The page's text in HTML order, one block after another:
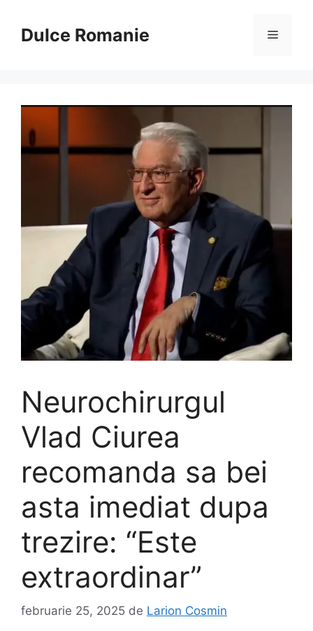
conținutDulce Romanie Meniu
Neurochirurgul
Vlad Ciurea
recomanda sa bei
asta imediat dupa
trezire: “Este
extraordinar”
februarie 25, 2025 de Larion Cosmin